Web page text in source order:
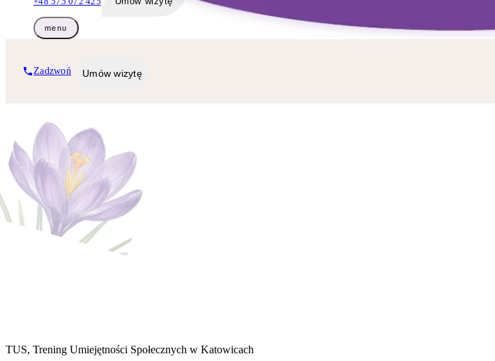
menu
Zadzwoń Umów wizytę
TUS, Trening Umiejętności Społecznych w Katowicach